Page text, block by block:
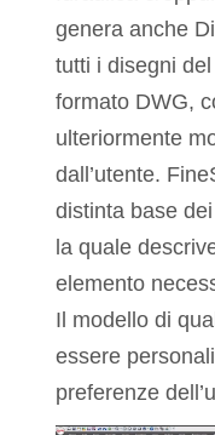
genera anche
tutti i disegni
formato DWG,
ulteriormente
dall’utente.
distinta base
la quale
elemento
Il modello di
essere
preferenze